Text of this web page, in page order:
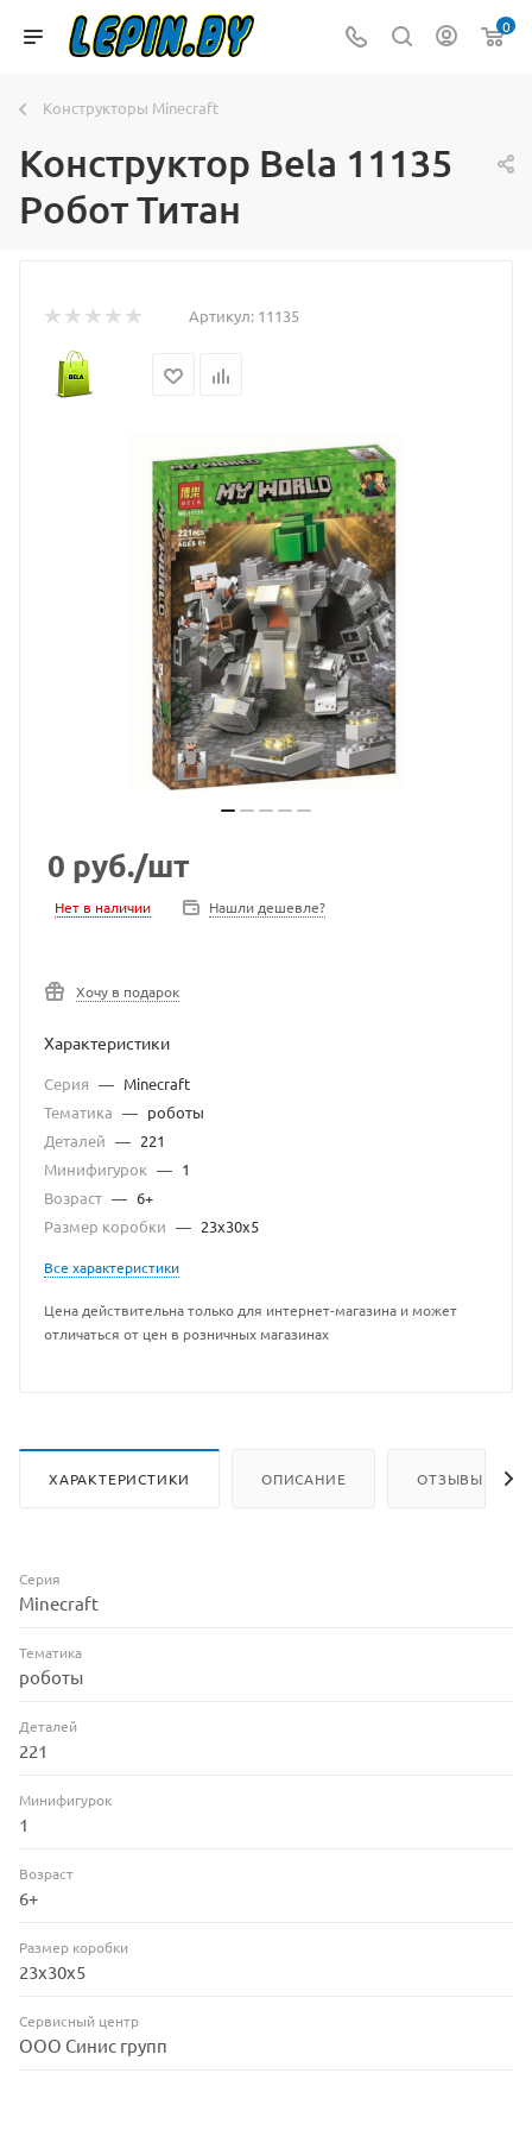
0
Конструкторы Minecraft
Конструктор Bela 11135
Робот Титан
Артикул: 11135
0 руб./шт
Нет в наличии Нашли дешевле?
Хочу в подарок
Характеристики
Серия — Minecraft
Тематика — роботы
Деталей — 221
Минифигурок — 1
Возраст — 6+
Размер коробки — 23х30х5
Все характеристики
Цена действительна только для интернет-магазина и может
отличаться от цен в розничных магазинах
ХАРАКТЕРИСТИКИ ОПИСАНИЕ ОТЗЫВЫ
Серия
Minecraft
Тематика
роботы
Деталей
221
Минифигурок
1
Возраст
6+
Размер коробки
23х30х5
Сервисный центр
ООО Синис групп